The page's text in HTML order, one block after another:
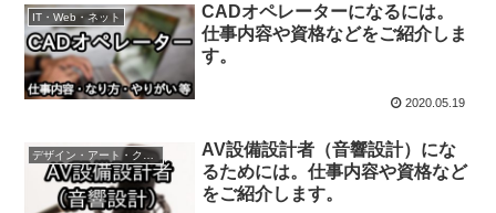
IT・Web・ネット
CADオペレーターになるには。
仕事内容や資格などをご紹介しま
す。
2020.05.19
AV設備設計者（音響設計）にな
るためには。仕事内容や資格など
をご紹介します。